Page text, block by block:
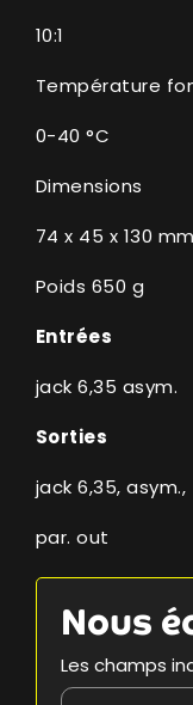
10:1
Température
0-40 °C
Dimensions
74 x 45 x 130 mm
Poids 650 g
Entrées
jack 6,35 asym.
Sorties
jack 6,35, asym.,
par. out
Nous
Les champs